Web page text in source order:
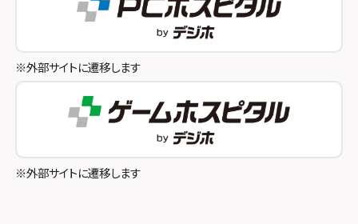
スマホスピタル池袋
スマホスピタル八王子
スマホスピタル町田
スマホスピタル吉祥寺
スマホスピタル立川
スマホスピタル和歌山
※外部サイトに遷移します
※外部サイトに遷移します